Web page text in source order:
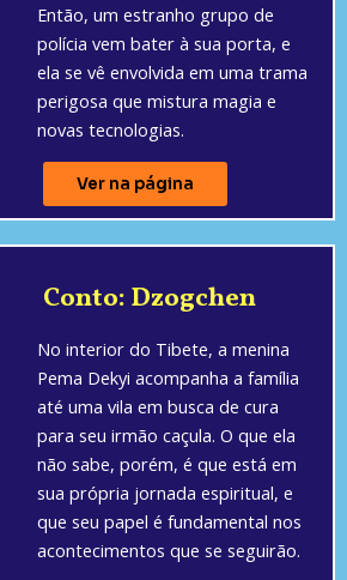
Então, um estranho grupo de
polícia vem bater à sua porta, e
ela se vê envolvida em uma trama
perigosa que mistura magia e
novas tecnologias.
Ver na página
Conto: Dzogchen
No interior do Tibete, a menina
Pema Dekyi acompanha a família
até uma vila em busca de cura
para seu irmão caçula. O que ela
não sabe, porém, é que está em
sua própria jornada espiritual, e
que seu papel é fundamental nos
acontecimentos que se seguirão.